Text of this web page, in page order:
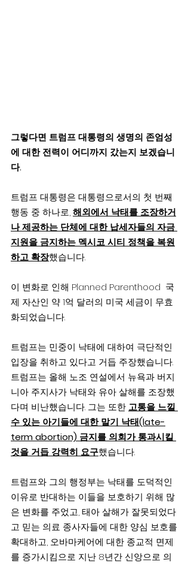
그렇다면 트럼프 대통령의 생명의 존엄성
에 대한 전력이 어디까지 갔는지 보겠습니
다.
트럼프 대통령은 대통령으로서의 첫 번째
행동 중 하나로, 해외에서 낙태를 조장하거
나 제공하는 단체에 대한 납세자들의 자금
지원을 금지하는 멕시코 시티 정책을 복원
하고 확장했습니다.
이 변화로 인해 Planned Parenthood  국
제 자산인 약 1억 달러의 미국 세금이 무효
화되었습니다.
트럼프는 민중이 낙태에 대하여 극단적인
입장을 취하고 있다고 거듭 주장했습니다.
트럼프는 올해 노조 연설에서 뉴욕과 버지
니아 주지사가 낙태와 유아 살해를 조장했
다며 비난했습니다. 그는 또한 고통을 느낄
수 있는 아기들에 대한 말기 낙태(late-
term abortion) 금지를 의회가 통과시킬
것을 거듭 강력히 요구했습니다.
트럼프와 그의 행정부는 낙태를 도덕적인
이유로 반대하는 이들을 보호하기 위해 많
은 변화를 주었고, 태아 살해가 잘못되었다
고 믿는 의료 종사자들에 대한 양심 보호를
확대하고, 오바마케어에 대한 종교적 면제
를 증가시킴으로 지난 8년간 신앙으로 의